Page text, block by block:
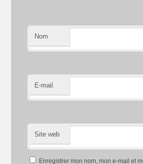
Nom
E-mail
Site web
Enregistrer mon nom, mon e-mail et